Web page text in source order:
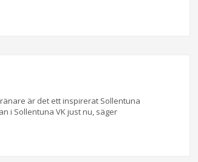
är det ett inspirerat Sollentuna
i Sollentuna VK just nu, säger